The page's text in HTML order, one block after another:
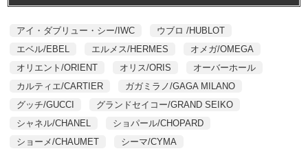
アイ・ダブリュー・シー/IWC
ウブロ /HUBLOT
エベル/EBEL
エルメス/HERMES
オメガ/OMEGA
オリエント/ORIENT
オリス/ORIS
オーバーホール
カルティエ/CARTIER
ガガミラノ/GAGA MILANO
グッチ/GUCCI
グランドセイコー/GRAND SEIKO
シャネル/CHANEL
ショパール/CHOPARD
ショーメ/CHAUMET
シーマ/CYMA